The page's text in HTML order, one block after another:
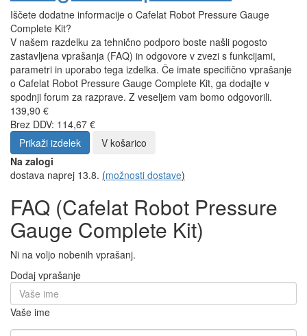
10 nasvetov za pripravo odličnega napitka
Čaj iz EKO kapsul, zakaj pa ne?
Kako izbrati potovalni aparat za kavo?
Espresso tonik – osvežilna poletna uspešnica
Uvod
Cafelat Robot Pressure Gauge Complete Kit
FAQ - Vprašanja o izdelku
Cafelat Robot Pressure
Gauge Complete Kit